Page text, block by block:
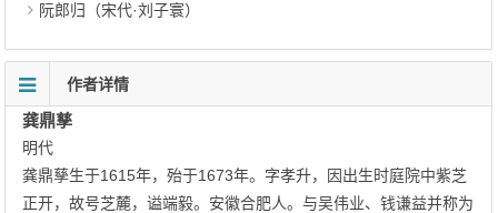
阮郎归（宋代·刘子寰）
作者详情
龚鼎孳
明代
龚鼎孳生于1615年，殆于1673年。字孝升，因出生时庭院中紫芝
正开，故号芝麓，谥端毅。安徽合肥人。与吴伟业、钱谦益并称为